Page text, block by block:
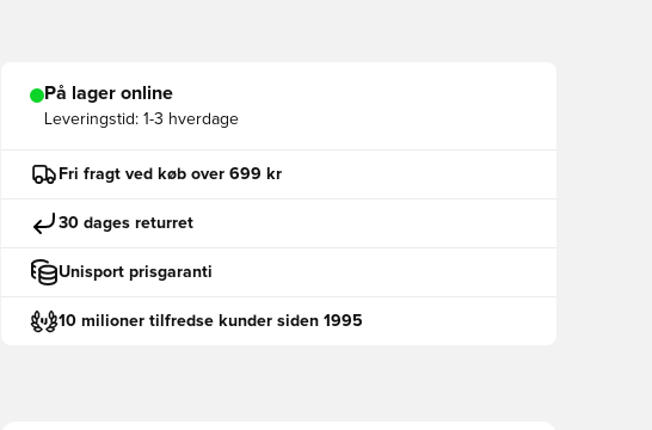
På lager online
Leveringstid: 1-3 hverdage
Fri fragt ved køb over 699 kr
30 dages returret
Unisport prisgaranti
10 milioner tilfredse kunder siden 1995